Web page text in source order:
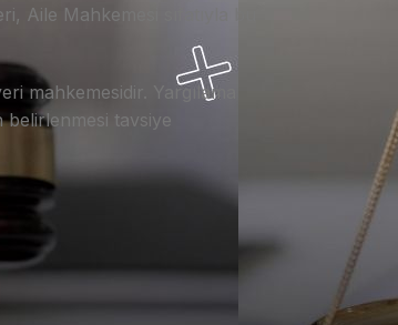
Aile Mahkemesi sıfatıyla bu
mahkemesidir. Yargılama
belirlenmesi tavsiye